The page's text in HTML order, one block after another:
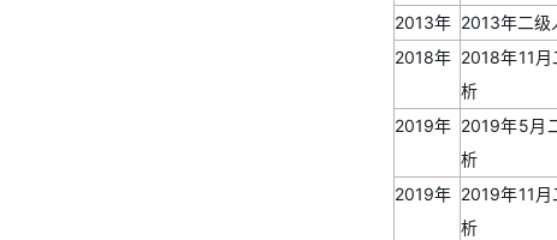
2013年 2013年二级
2018年 2018年11
析
2019年 2019年5月
析
2019年 2019年11
析